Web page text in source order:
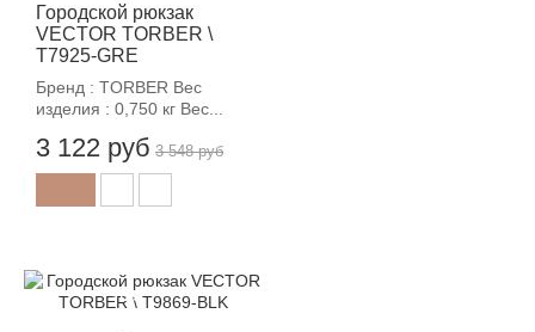
Городской рюкзак
VECTOR TORBER \
T7925-GRE
Бренд : TORBER Вес
изделия : 0,750 кг Вес...
3 122 руб 3 548 руб
-12%